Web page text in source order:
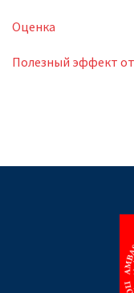
Оценка
Полезный эффект